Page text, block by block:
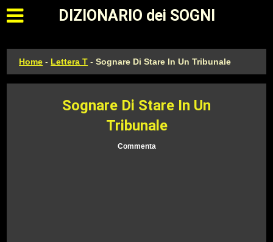
Apri il menu principale
DIZIONARIO dei SOGNI
Home - Lettera T -Sognare Di Stare In Un Tribunale
Sognare Di Stare In Un
Tribunale
Commenta